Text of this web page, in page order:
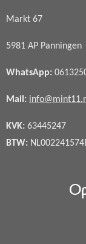
Markt 67
5981 AP Panningen
WhatsApp:
Mail:
KVK: 63445247
BTW: